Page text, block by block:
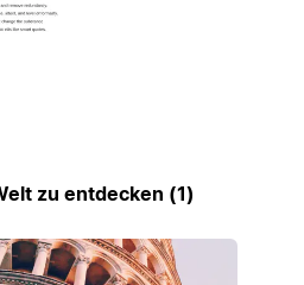
zu entdecken (1)